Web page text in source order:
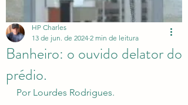
Banheiro: o ouvido delator do
prédio.
HP Charles
13 de jun. de 2024 2 min de leitura
Por Lourdes Rodrigues.